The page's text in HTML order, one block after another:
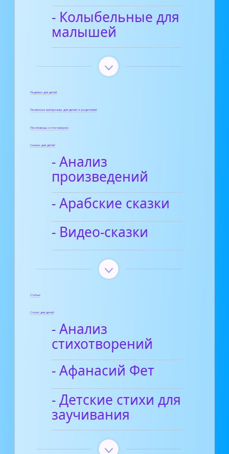
- Колыбельные для
малышей
Поделки для детей
Полезные материалы для детей и родителей
Пословицы и поговорки
Сказки для детей
- Анализ
произведений
- Арабские сказки
- Видео-сказки
Статьи
Стихи для детей
- Анализ
стихотворений
- Афанасий Фет
- Детские стихи для
заучивания